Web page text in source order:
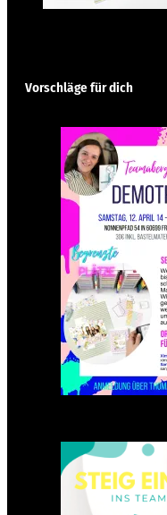
Vorschläge für dich